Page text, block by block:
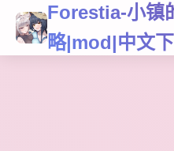
Forestia-小镇
略|mod|中文